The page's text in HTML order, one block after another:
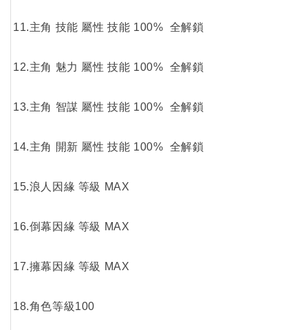
11.主角 技能 屬性 技能 100% 全解鎖
12.主角 魅力 屬性 技能 100% 全解鎖
13.主角 智謀 屬性 技能 100% 全解鎖
14.主角 開新 屬性 技能 100% 全解鎖
15.浪人因緣 等級 MAX
16.倒幕因緣 等級 MAX
17.擁幕因緣 等級 MAX
18.角色等級100